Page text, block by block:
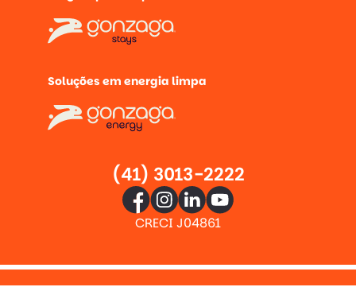
Soluções em energia limpa
(41) 3013-2222
CRECI J04861